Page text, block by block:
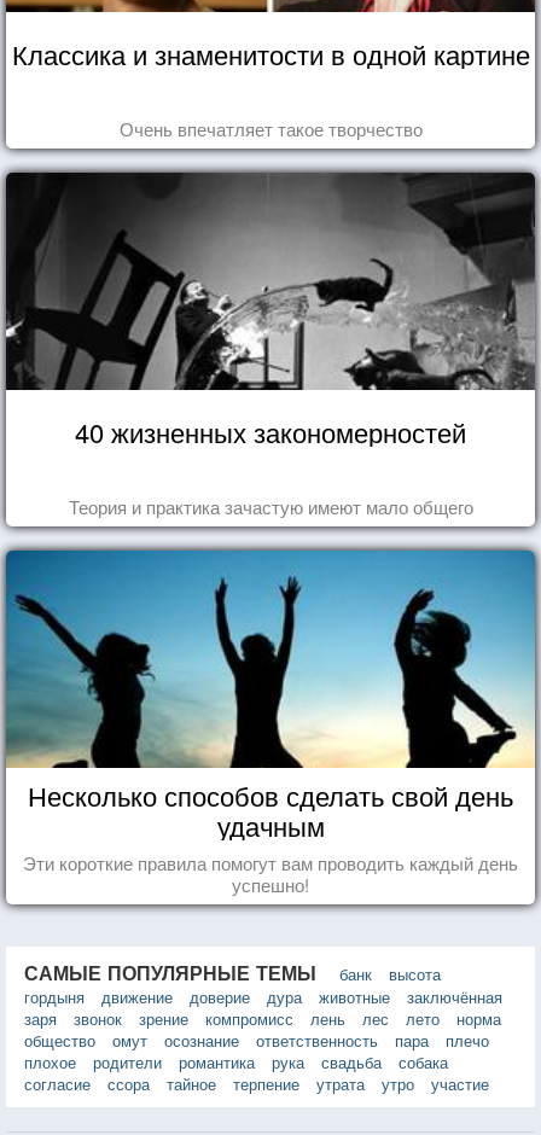
Классика и знаменитости в одной картине
Очень впечатляет такое творчество
40 жизненных закономерностей
Теория и практика зачастую имеют мало общего
Несколько способов сделать свой день
удачным
Эти короткие правила помогут вам проводить каждый день
успешно!
САМЫЕ ПОПУЛЯРНЫЕ ТЕМЫ банк
высота
гордыня
движение доверие дура животные
заключённая
заря
звонок зрение компромисс лень лес лето
норма
общество
омут осознание ответственность пара
плечо
плохое
родители романтика рука свадьба
собака
согласие
ссора тайное терпение утрата утро участие